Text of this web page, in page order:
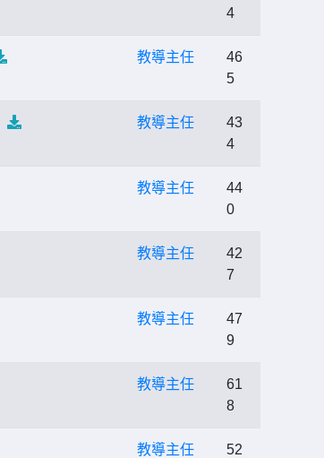
4
教導主任
46
5
教導主任
43
4
教導主任
44
0
教導主任
42
7
教導主任
47
9
教導主任
61
8
教導主任
52